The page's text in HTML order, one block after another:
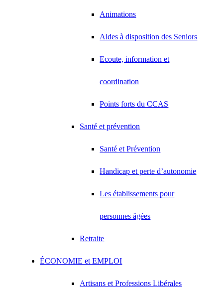
Animations
Aides à disposition des Seniors
Ecoute, information et
coordination
Points forts du CCAS
Santé et prévention
Santé et Prévention
Handicap et perte d’autonomie
Les établissements pour
personnes âgées
Retraite
ÉCONOMIE et EMPLOI
Artisans et Professions Libérales